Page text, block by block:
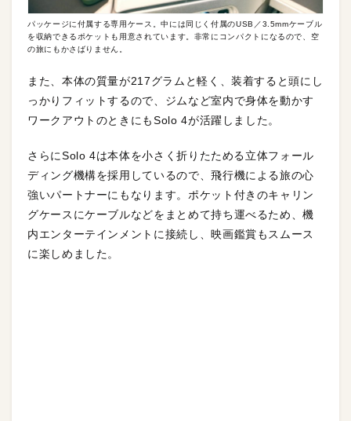
パッケージに付属する専用ケース。中には同じく付属のUSB／3.5mmケーブル
を収納できるポケットも用意されています。非常にコンパクトになるので、空
の旅にもかさばりません。
また、本体の質量が217グラムと軽く、装着すると頭にし
っかりフィットするので、ジムなど室内で身体を動かす
ワークアウトのときにもSolo 4が活躍しました。
さらにSolo 4は本体を小さく折りたためる立体フォール
ディング機構を採用しているので、飛行機による旅の心
強いパートナーにもなります。ポケット付きのキャリン
グケースにケーブルなどをまとめて持ち運べるため、機
内エンターテインメントに接続し、映画鑑賞もスムース
に楽しめました。